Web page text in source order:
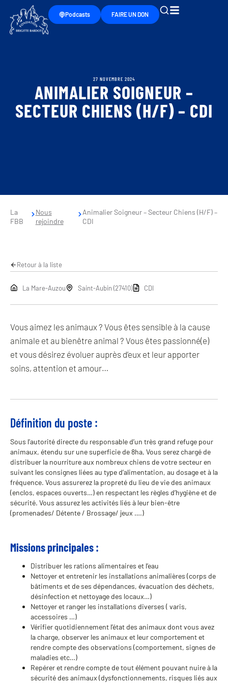
Podcasts FAIRE UN DON
27 NOVEMBRE 2024
ANIMALIER SOIGNEUR –
SECTEUR CHIENS (H/F) – CDI
La
FBB
Nous
rejoindre
Animalier Soigneur – Secteur Chiens (H/F) –
CDI
Retour à la liste
La Mare-Auzou Saint-Aubin (27410) CDI
Vous aimez les animaux ? Vous êtes sensible à la cause
animale et au bienêtre animal ? Vous êtes passionné(e)
et vous désirez évoluer auprès d’eux et leur apporter
soins, attention et amour…
Définition du poste :
Sous l’autorité directe du responsable d’un très grand refuge pour
animaux, étendu sur une superficie de 8ha, Vous serez chargé de
distribuer la nourriture aux nombreux chiens de votre secteur en
suivant les consignes liées au type d’alimentation, au dosage et à la
fréquence. Vous assurerez la propreté du lieu de vie des animaux
(enclos, espaces ouverts…) en respectant les règles d’hygiène et de
sécurité. Vous assurez les activités liés à leur bien-être
(promenades/ Détente / Brossage/ jeux ….)
Missions principales :
Distribuer les rations alimentaires et l’eau
Nettoyer et entretenir les installations animalières (corps de
bâtiments et de ses dépendances, évacuation des déchets,
désinfection et nettoyage des locaux…)
Nettoyer et ranger les installations diverses ( varis,
accessoires …)
Vérifier quotidiennement l’état des animaux dont vous avez
la charge, observer les animaux et leur comportement et
rendre compte des observations (comportement, signes de
maladies etc…)
Repérer et rendre compte de tout élément pouvant nuire à la
sécurité des animaux (dysfonctionnements, risques liés aux